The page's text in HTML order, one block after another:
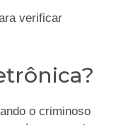
verificar
o criminoso